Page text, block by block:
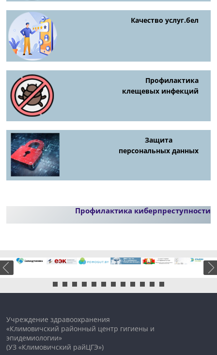
Качество услуг.бел
Профилактика
клещевых инфекций
Защита
персональных данных
Профилактика киберпреступности
Учреждение здравоохранения
«Климовичский районный центр гигиены и
эпидемиологии»
(УЗ «Климовичский райЦГЭ»)